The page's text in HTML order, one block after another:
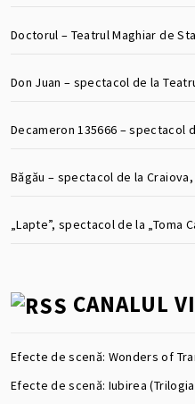
Doctorul – Teatrul Maghiar de
Don Juan – spectacol de la
Decameron 135666 – spectacol
Băgău – spectacol de la
„Lapte”, spectacol de la „Toma
CANALUL
Efecte de scenă: Wonders of
Efecte de scenă: Iubirea